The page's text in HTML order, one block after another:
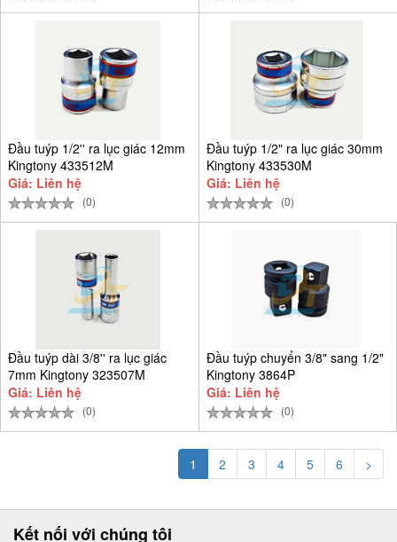
Đầu tuýp 1/2'' ra lục giác 12mm
Kingtony 433512M
Giá: Liên hệ
(0)
Đầu tuýp 1/2" ra lục giác 30mm
Kingtony 433530M
Giá: Liên hệ
(0)
Đầu tuýp dài 3/8'' ra lục giác
7mm Kingtony 323507M
Giá: Liên hệ
(0)
Đầu tuýp chuyển 3/8" sang 1/2"
Kingtony 3864P
Giá: Liên hệ
(0)
1 2 3 4 5 6 >
Kết nối với chúng tôi